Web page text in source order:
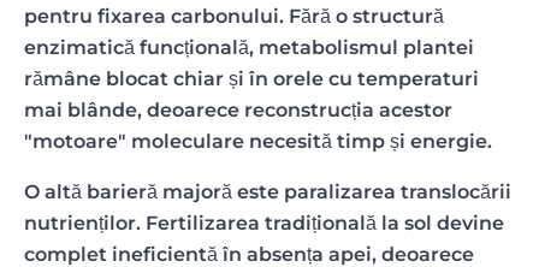
pentru fixarea carbonului. Fără o structură
enzimatică funcțională, metabolismul plantei
rămâne blocat chiar și în orele cu temperaturi
mai blânde, deoarece reconstrucția acestor
"motoare" moleculare necesită timp și energie.
O altă barieră majoră este paralizarea translocării
nutrienților. Fertilizarea tradițională la sol devine
complet ineficientă în absența apei, deoarece